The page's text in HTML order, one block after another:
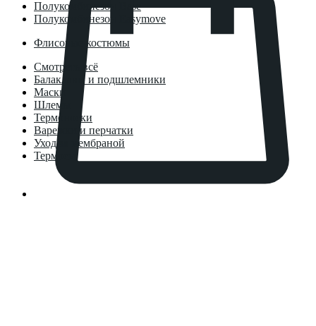
Полукомбинезон Base
Полукомбинезон Easymove
Флисовые костюмы
Смотреть всё
Балаклавы и подшлемники
Маски
Шлемы
Термоноски
Варежки и перчатки
Уход за мембраной
Термосы